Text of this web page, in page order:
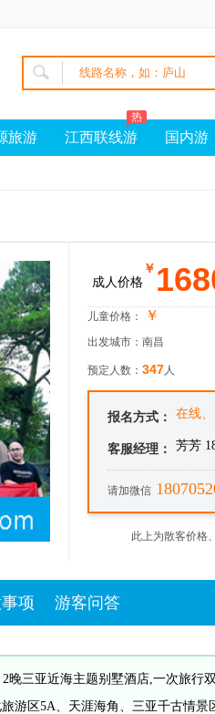
旅游 江西联线游
热
国内游
成人价格
￥
儿童价格： ￥
出发城市：南昌
预定人数： 347人
报名方式： 在线
客服经理： 芳芳
请加微信
此上为散客价格
项 游客问答
三亚近海主题别墅酒店,一次旅行
游区5A、天涯海角、三亚千古情景